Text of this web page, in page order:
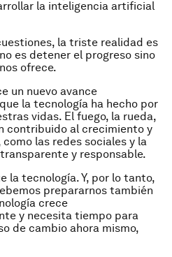
la inteligencia artificial
la triste realidad es
es detener el progreso sino
ofrece.
un nuevo avance
la tecnología ha hecho por
vidas. El fuego, la rueda,
contribuido al crecimiento y
las redes sociales y la
y responsable.
la tecnología. Y, por lo tanto,
prepararnos también
crece
y necesita tiempo para
de cambio ahora mismo,